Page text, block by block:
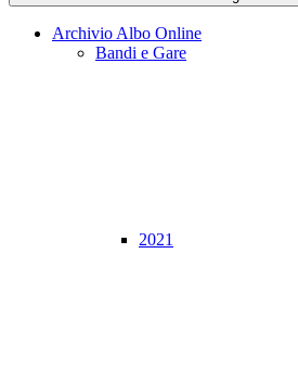
Archivio Albo Online
Bandi e Gare
2021